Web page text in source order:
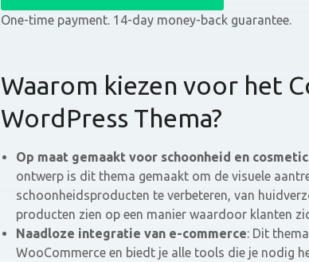
One-time payment. 14-day money-back guarantee.
Waarom kiezen voor het
WordPress Thema?
Op maat gemaakt voor schoonheid en
ontwerp is dit thema gemaakt om de visuele
schoonheidsproducten te verbeteren, van
producten zien op een manier waardoor klanten
Naadloze integratie van e-commerce: Dit
WooCommerce en biedt je alle tools die je nodig